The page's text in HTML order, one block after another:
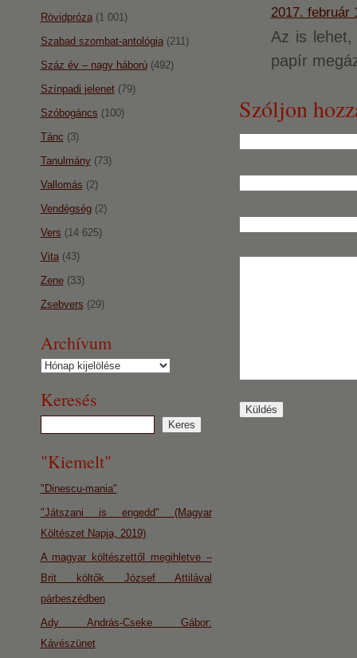
2017. február
Az is
papír
Szóljon
Rövidpróza(1 001)
Szabad szombat-antológia(211)
Száz év – nagy háború(492)
Színpadi jelenet(79)
Szóbogáncs (100)
Tánc (3)
Tanulmány(73)
Vallomás (2)
Vendégség(2)
Vers (14 625)
Vita(43)
Zene(33)
Zsebvers (29)
Archívum
Archívum
Keresés
"Kiemelt"
"Dinescu-mania"
"Játszani is engedd" (Magyar
Költészet Napja, 2019)
A magyar költészettől megihletve –
Brit költők József Attilával
párbeszédben
Ady András-Cseke Gábor:
Kávészünet